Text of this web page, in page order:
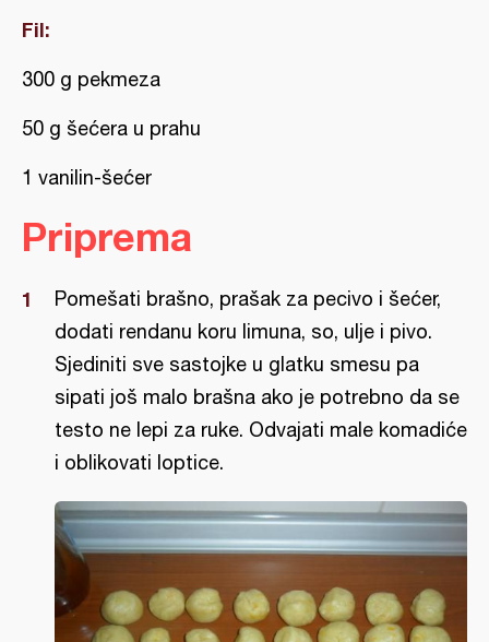
Fil:
300 g pekmeza
50 g šećera u prahu
1 vanilin-šećer
Priprema
Pomešati brašno, prašak za pecivo i šećer,
dodati rendanu koru limuna, so, ulje i pivo.
Sjediniti sve sastojke u glatku smesu pa
sipati još malo brašna ako je potrebno da se
testo ne lepi za ruke. Odvajati male komadiće
i oblikovati loptice.